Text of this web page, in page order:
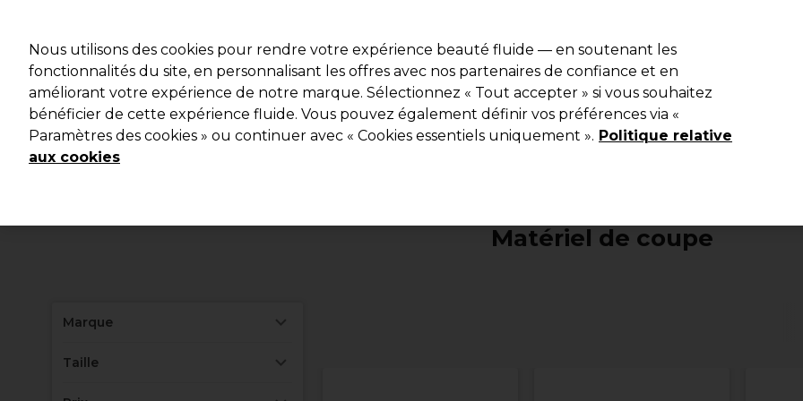
Rechercher
Marques Bons plans Coiffure Electro et Matériel Equipement de salon Beauté Hommes Les
Livraison et délais
Matériel de coupe
Marque
Taille
Nous utilisons des cookies pour rendre votre expérience beauté fluide — en soutenant les
fonctionnalités du site, en personnalisant les offres avec nos partenaires de confiance et en
améliorant votre expérience de notre marque. Sélectionnez « Tout accepter » si vous souhaitez
bénéficier de cette expérience fluide. Vous pouvez également définir vos préférences via «
Paramètres des cookies » ou continuer avec « Cookies essentiels uniquement ». Politique relative
aux cookies